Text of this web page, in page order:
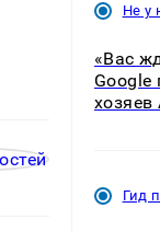
Не у
«Вас
Google
хозяев
Гид